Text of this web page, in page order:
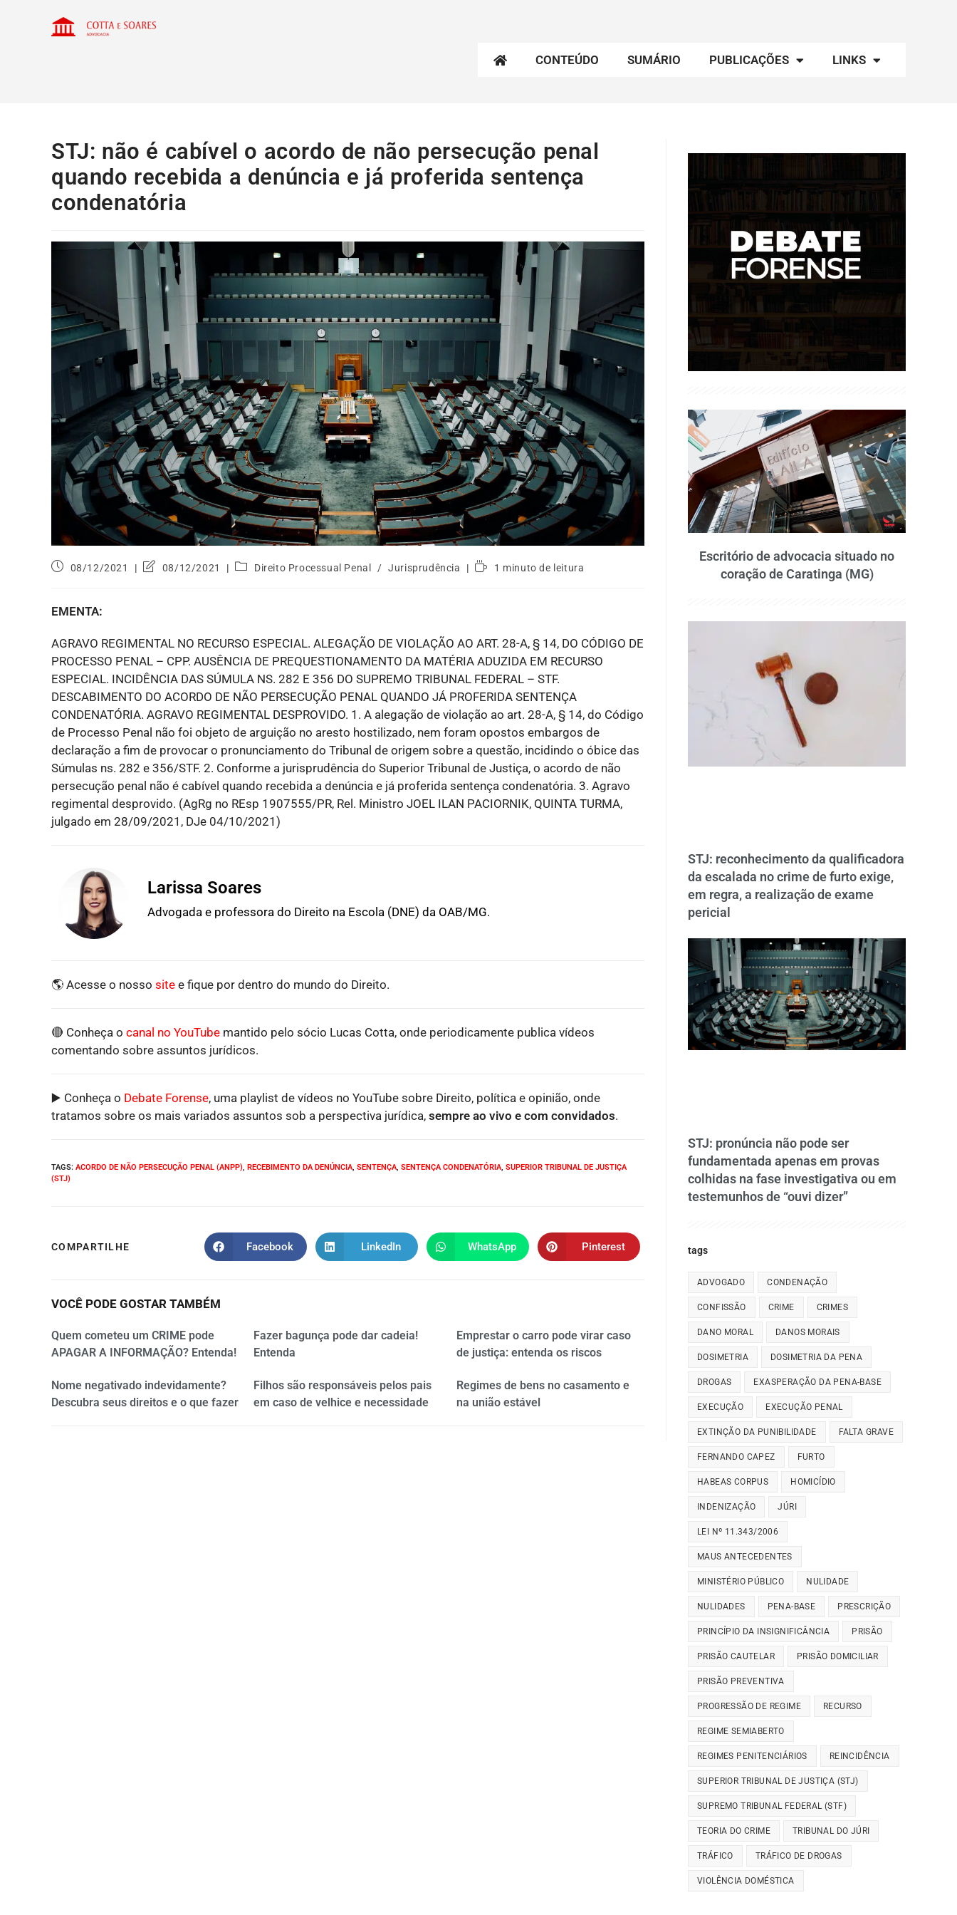
CONTEÚDO SUMÁRIO PUBLICAÇÕES LINKS
STJ: não é cabível o acordo de não persecução penal
quando recebida a denúncia e já proferida sentença
condenatória
08/12/2021 08/12/2021 Direito Processual Penal / Jurisprudência 1 minuto de leitura
EMENTA:
AGRAVO REGIMENTAL NO RECURSO ESPECIAL. ALEGAÇÃO DE VIOLAÇÃO AO ART. 28-A, § 14, DO CÓDIGO DE
PROCESSO PENAL – CPP. AUSÊNCIA DE PREQUESTIONAMENTO DA MATÉRIA ADUZIDA EM RECURSO
ESPECIAL. INCIDÊNCIA DAS SÚMULA NS. 282 E 356 DO SUPREMO TRIBUNAL FEDERAL – STF.
DESCABIMENTO DO ACORDO DE NÃO PERSECUÇÃO PENAL QUANDO JÁ PROFERIDA SENTENÇA
CONDENATÓRIA. AGRAVO REGIMENTAL DESPROVIDO. 1. A alegação de violação ao art. 28-A, § 14, do Código
de Processo Penal não foi objeto de arguição no aresto hostilizado, nem foram opostos embargos de
declaração a fim de provocar o pronunciamento do Tribunal de origem sobre a questão, incidindo o óbice das
Súmulas ns. 282 e 356/STF. 2. Conforme a jurisprudência do Superior Tribunal de Justiça, o acordo de não
persecução penal não é cabível quando recebida a denúncia e já proferida sentença condenatória. 3. Agravo
regimental desprovido. (AgRg no REsp 1907555/PR, Rel. Ministro JOEL ILAN PACIORNIK, QUINTA TURMA,
julgado em 28/09/2021, DJe 04/10/2021)
Larissa Soares
Advogada e professora do Direito na Escola (DNE) da OAB/MG.
🌎 Acesse o nosso site e fique por dentro do mundo do Direito.
🔴 Conheça o canal no YouTube mantido pelo sócio Lucas Cotta, onde periodicamente publica vídeos
comentando sobre assuntos jurídicos.
▶️ Conheça o Debate Forense, uma playlist de vídeos no YouTube sobre Direito, política e opinião, onde
tratamos sobre os mais variados assuntos sob a perspectiva jurídica, sempre ao vivo e com convidados.
TAGS: ACORDO DE NÃO PERSECUÇÃO PENAL (ANPP), RECEBIMENTO DA DENÚNCIA, SENTENÇA, SENTENÇA CONDENATÓRIA, SUPERIOR TRIBUNAL DE JUSTIÇA
(STJ)
COMPARTILHE Facebook LinkedIn WhatsApp Pinterest
VOCÊ PODE GOSTAR TAMBÉM
Quem cometeu um CRIME pode
APAGAR A INFORMAÇÃO? Entenda!
Fazer bagunça pode dar cadeia!
Entenda
Emprestar o carro pode virar caso
de justiça: entenda os riscos
Nome negativado indevidamente?
Descubra seus direitos e o que fazer
Filhos são responsáveis pelos pais
em caso de velhice e necessidade
Regimes de bens no casamento e
na união estável
Escritório de advocacia situado no
coração de Caratinga (MG)
STJ: reconhecimento da qualificadora
da escalada no crime de furto exige,
em regra, a realização de exame
pericial
STJ: pronúncia não pode ser
fundamentada apenas em provas
colhidas na fase investigativa ou em
testemunhos de “ouvi dizer”
tags
ADVOGADO CONDENAÇÃO
CONFISSÃO CRIME CRIMES
DANO MORAL DANOS MORAIS
DOSIMETRIA DOSIMETRIA DA PENA
DROGAS EXASPERAÇÃO DA PENA-BASE
EXECUÇÃO EXECUÇÃO PENAL
EXTINÇÃO DA PUNIBILIDADE FALTA GRAVE
FERNANDO CAPEZ FURTO
HABEAS CORPUS HOMICÍDIO
INDENIZAÇÃO JÚRI
LEI Nº 11.343/2006
MAUS ANTECEDENTES
MINISTÉRIO PÚBLICO NULIDADE
NULIDADES PENA-BASE PRESCRIÇÃO
PRINCÍPIO DA INSIGNIFICÂNCIA PRISÃO
PRISÃO CAUTELAR PRISÃO DOMICILIAR
PRISÃO PREVENTIVA
PROGRESSÃO DE REGIME RECURSO
REGIME SEMIABERTO
REGIMES PENITENCIÁRIOS REINCIDÊNCIA
SUPERIOR TRIBUNAL DE JUSTIÇA (STJ)
SUPREMO TRIBUNAL FEDERAL (STF)
TEORIA DO CRIME TRIBUNAL DO JÚRI
TRÁFICO TRÁFICO DE DROGAS
VIOLÊNCIA DOMÉSTICA